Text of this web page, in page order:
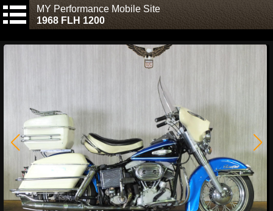
MY Performance Mobile Site
1968 FLH 1200